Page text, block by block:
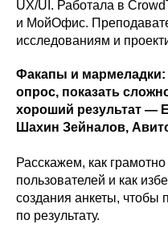
UX/UI. Работала в
и МойОфис.
исследованиям и
Факапы и мармеладки:
опрос, показать
хороший результат —
Шахин Зейналов,
Расскажем, как
пользователей и как
создания анкеты, чтобы
по результату.